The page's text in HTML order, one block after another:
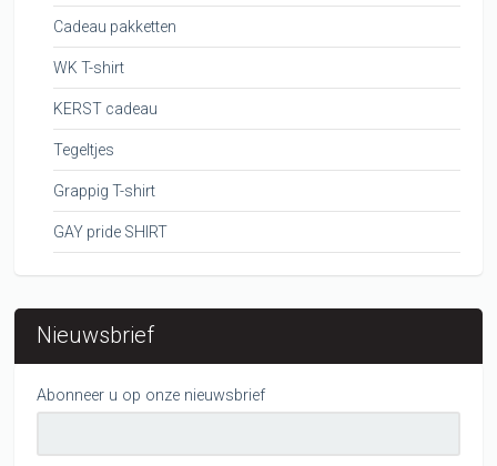
Cadeau pakketten
WK T-shirt
KERST cadeau
Tegeltjes
Grappig T-shirt
GAY pride SHIRT
Nieuwsbrief
Abonneer u op onze nieuwsbrief